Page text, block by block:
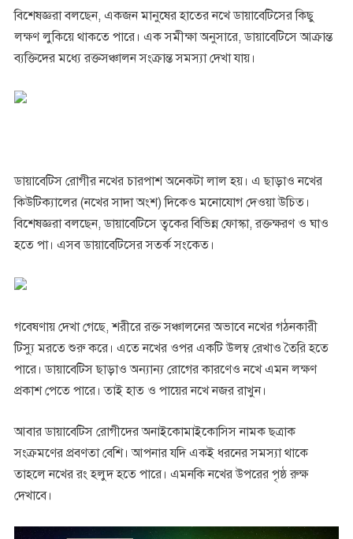
বিশেষজ্ঞরা বলছেন, একজন মানুষের হাতের নখে ডায়াবেটিসের কিছু
লক্ষণ লুকিয়ে থাকতে পারে। এক সমীক্ষা অনুসারে, ডায়াবেটিসে আক্রান্ত
ব্যক্তিদের মধ্যে রক্তসঞ্চালন সংক্রান্ত সমস্যা দেখা যায়।
ডায়াবেটিস রোগীর নখের চারপাশ অনেকটা লাল হয়। এ ছাড়াও নখের
কিউটিক্যালের (নখের সাদা অংশ) দিকেও মনোযোগ দেওয়া উচিত।
বিশেষজ্ঞরা বলছেন, ডায়াবেটিসে ত্বকের বিভিন্ন ফোস্কা, রক্তক্ষরণ ও ঘাও
হতে পা। এসব ডায়াবেটিসের সতর্ক সংকেত।
গবেষণায় দেখা গেছে, শরীরে রক্ত সঞ্চালনের অভাবে নখের গঠনকারী
টিস্যু মরতে শুরু করে। এতে নখের ওপর একটি উলম্ব রেখাও তৈরি হতে
পারে। ডায়াবেটিস ছাড়াও অন্যান্য রোগের কারণেও নখে এমন লক্ষণ
প্রকাশ পেতে পারে। তাই হাত ও পায়ের নখে নজর রাখুন।
আবার ডায়াবেটিস রোগীদের অনাইকোমাইকোসিস নামক ছত্রাক
সংক্রমণের প্রবণতা বেশি। আপনার যদি একই ধরনের সমস্যা থাকে
তাহলে নখের রং হলুদ হতে পারে। এমনকি নখের উপরের পৃষ্ঠ রুক্ষ
দেখাবে।